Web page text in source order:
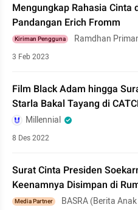
Mengungkap Rahasia Cinta
Pandangan Erich Fromm
Kiriman Pengguna Ramdhan
3 Feb 2023
Film Black Adam hingga
Starla Bakal Tayang di
Millennial
8 Des 2022
Surat Cinta Presiden
Keenamnya Disimpan di
Media Partner BASRA (Berita